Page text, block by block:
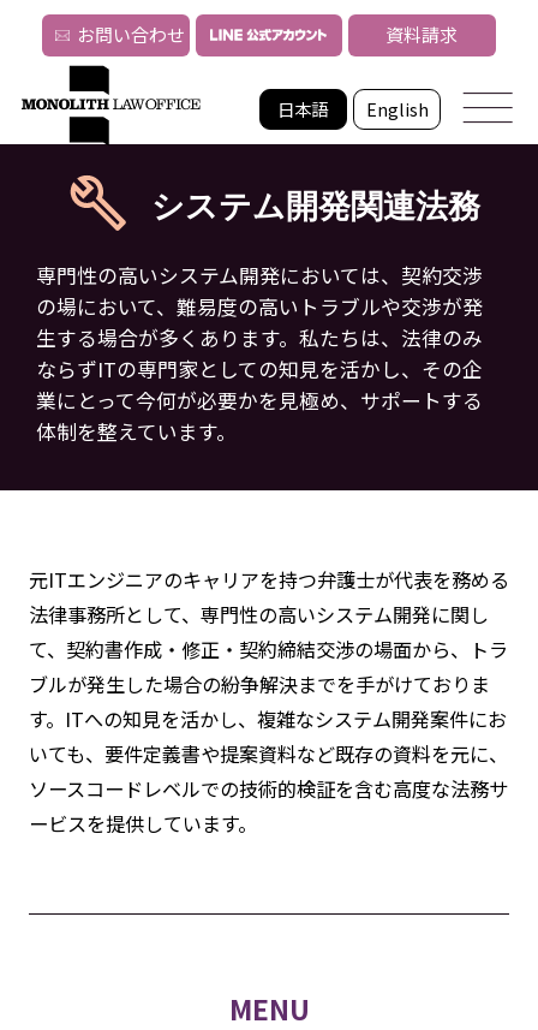
日本語 English
お問い合わせ 資料請求
システム開発関連法務
専門性の高いシステム開発においては、契約交渉
の場において、難易度の高いトラブルや交渉が発
生する場合が多くあります。私たちは、法律のみ
ならずITの専門家としての知見を活かし、 その企
業にとって今何が必要かを見極め、サポートする
体制を整えています。
元ITエンジニアのキャリアを持つ弁護士が代表を務める
法律事務所として、専門性の高いシステム開発に関し
て、契約書作成・修正・契約締結交渉の場面から、トラ
ブルが発生した場合の紛争解決までを手がけておりま
す。ITへの知見を活かし、複雑なシステム開発案件にお
いても、要件定義書や提案資料など既存の資料を元に、
ソースコードレベルでの技術的検証を含む高度な法務サ
ービスを提供しています。
MENU